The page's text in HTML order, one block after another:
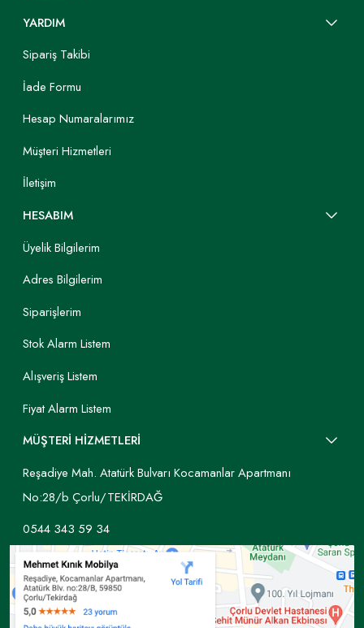
YARDIM
Sipariş Takibi
İade Formu
Hesap Numaralarımız
Müşteri Hizmetleri
İletişim
HESABIM
Üyelik Bilgilerim
Adres Bilgilerim
Siparişlerim
Stok Alarm Listem
Alışveriş Listem
Fiyat Alarm Listem
MÜŞTERİ HİZMETLERİ
Reşadiye Mah. Atatürk Bulvarı Kocamanlar Apartmanı
No:28/b Çorlu/TEKİRDAĞ
0544 343 59 34